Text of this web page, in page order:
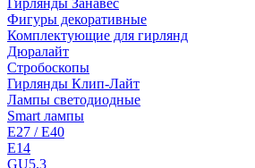
Гирлянды Занавес
Фигуры декоративные
Комплектующие для гирлянд
Дюралайт
Стробоскопы
Гирлянды Клип-Лайт
Лампы светодиодные
Smart лампы
E27 / E40
E14
GU5.3